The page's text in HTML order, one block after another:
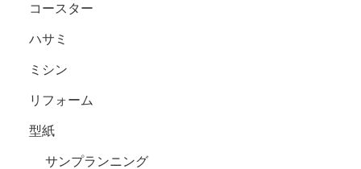
コースター
ハサミ
ミシン
リフォーム
型紙
サンプランニング